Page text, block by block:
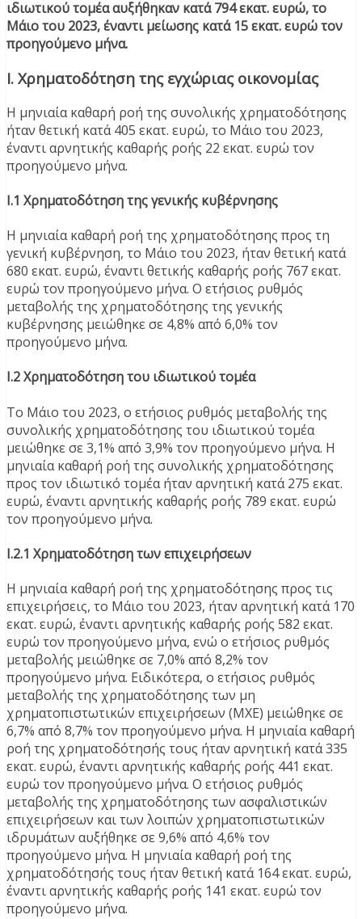
ιδιωτικού τομέα αυξήθηκαν κατά 794 εκατ. ευρώ, το
Μάιο του 2023, έναντι μείωσης κατά 15 εκατ. ευρώ τον
προηγούμενο μήνα.
Ι. Χρηματοδότηση της εγχώριας οικονομίας
H μηνιαία καθαρή ροή της συνολικής χρηματοδότησης
ήταν θετική κατά 405 εκατ. ευρώ, το Μάιο του 2023,
έναντι αρνητικής καθαρής ροής 22 εκατ. ευρώ τον
προηγούμενο μήνα.
Ι.1 Χρηματοδότηση της γενικής κυβέρνησης
Η μηνιαία καθαρή ροή της χρηματοδότησης προς τη
γενική κυβέρνηση, το Μάιο του 2023, ήταν θετική κατά
680 εκατ. ευρώ, έναντι θετικής καθαρής ροής 767 εκατ.
ευρώ τον προηγούμενο μήνα. Ο ετήσιος ρυθμός
μεταβολής της χρηματοδότησης της γενικής
κυβέρνησης μειώθηκε σε 4,8% από 6,0% τον
προηγούμενο μήνα.
Ι.2 Χρηματοδότηση του ιδιωτικού τομέα
Το Μάιο του 2023, o ετήσιος ρυθμός μεταβολής της
συνολικής χρηματοδότησης του ιδιωτικού τομέα
μειώθηκε σε 3,1% από 3,9% τον προηγούμενο μήνα. Η
μηνιαία καθαρή ροή της συνολικής χρηματοδότησης
προς τον ιδιωτικό τομέα ήταν αρνητική κατά 275 εκατ.
ευρώ, έναντι αρνητικής καθαρής ροής 789 εκατ. ευρώ
τον προηγούμενο μήνα.
Ι.2.1 Χρηματοδότηση των επιχειρήσεων
Η μηνιαία καθαρή ροή της χρηματοδότησης προς τις
επιχειρήσεις, το Μάιο του 2023, ήταν αρνητική κατά 170
εκατ. ευρώ, έναντι αρνητικής καθαρής ροής 582 εκατ.
ευρώ τον προηγούμενο μήνα, ενώ ο ετήσιος ρυθμός
μεταβολής μειώθηκε σε 7,0% από 8,2% τον
προηγούμενο μήνα. Ειδικότερα, ο ετήσιος ρυθμός
μεταβολής της χρηματοδότησης των μη
χρηματοπιστωτικών επιχειρήσεων (ΜΧΕ) μειώθηκε σε
6,7% από 8,7% τον προηγούμενο μήνα. Η μηνιαία καθαρή
ροή της χρηματοδότησής τους ήταν αρνητική κατά 335
εκατ. ευρώ, έναντι αρνητικής καθαρής ροής 441 εκατ.
ευρώ τον προηγούμενο μήνα. Ο ετήσιος ρυθμός
μεταβολής της χρηματοδότησης των ασφαλιστικών
επιχειρήσεων και των λοιπών χρηματοπιστωτικών
ιδρυμάτων αυξήθηκε σε 9,6% από 4,6% τον
προηγούμενο μήνα. Η μηνιαία καθαρή ροή της
χρηματοδότησής τους ήταν θετική κατά 164 εκατ. ευρώ,
έναντι αρνητικής καθαρής ροής 141 εκατ. ευρώ τον
προηγούμενο μήνα.